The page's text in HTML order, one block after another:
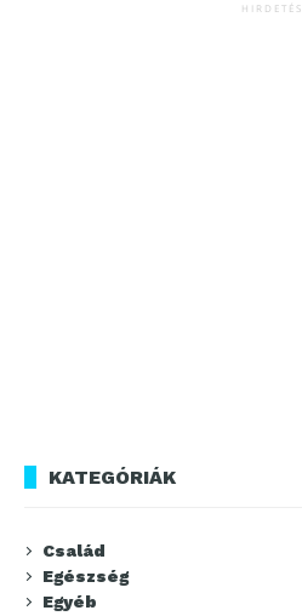
HIRDETÉS
KATEGÓRIÁK
Család
Egészség
Egyéb